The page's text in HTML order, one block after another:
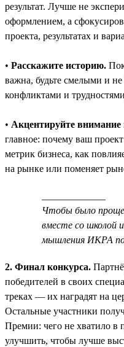
результат. Лучше не
оформлением, а
проекта, результатах и
• Расскажите историю.
важна, будьте смелыми и
конфликтами и
• Акцентируйте внимание
главное: почему ваш
метрик бизнеса, как
на рынке или поменяет
Чтобы было проще
вместе со школой
мышления ИКРА
2. Финал конкурса.
победителей в своих
треках — их наградят на
Остальные участники
Премии: чего не хватило в
улучшить, чтобы лучше